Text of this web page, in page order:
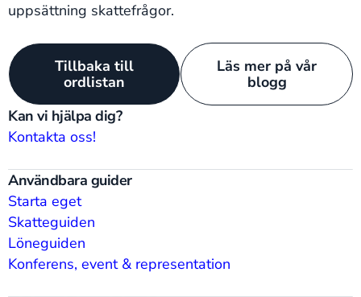
Kan vi hjälpa dig?
Kontakta oss!
Användbara guider
Starta eget
Skatteguiden
Löneguiden
Konferens, event & representation
uppsättning skattefrågor.
Tillbaka till
ordlistan
Läs mer på vår
blogg